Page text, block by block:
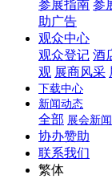
参展指南 参
助广告
观众中心
观众登记 酒
观 展商风采
下载中心
新闻动态
全部 展会新闻
协办赞助
联系我们
繁体